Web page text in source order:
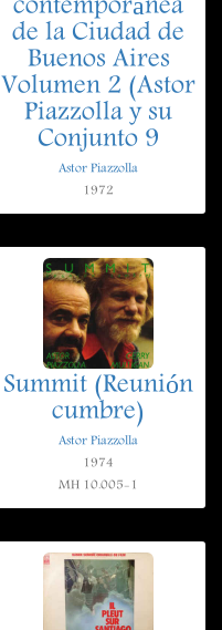
contemporánea
de la Ciudad de
Buenos Aires
Volumen 2 (Astor
Piazzolla y su
Conjunto 9
Astor Piazzolla
1972
Summit (Reunión
cumbre)
Astor Piazzolla
1974
MH 10.005-1